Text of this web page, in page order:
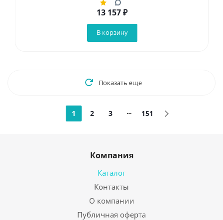
13 157₽
В корзину
Показать еще
1 2 3 151
Компания
Каталог
Контакты
О компании
Публичная оферта